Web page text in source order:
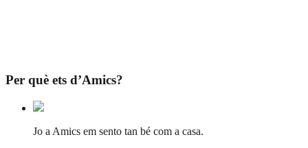
Per què ets d’Amics?
Jo a Amics em sento tan bé com a casa.